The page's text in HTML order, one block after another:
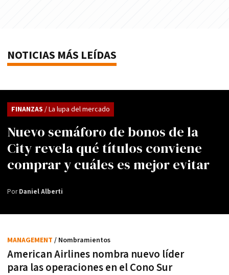
NOTICIAS MÁS LEÍDAS
Nuevo semáforo de bonos de la
City revela qué títulos conviene
comprar y cuáles es mejor evitar
FINANZAS / La lupa del mercado
PorDaniel Alberti
American Airlines nombra nuevo líder
para las operaciones en el Cono Sur
MANAGEMENT / Nombramientos